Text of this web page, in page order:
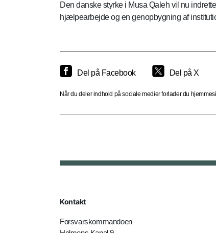
Den danske styrke i Musa Qaleh vil nu
hjælpearbejde og en genopbygning af
Del på Facebook Del på X
Når du deler indhold på sociale medier forlader du
Kontakt
Forsvarskommandoen